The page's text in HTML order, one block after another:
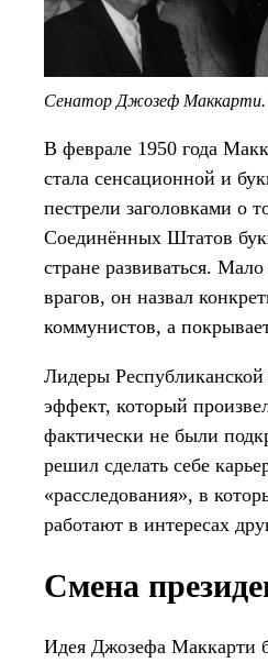
Сенатор Джозеф Маккарти.
В феврале 1950 года
стала сенсационной и
пестрели заголовками о
Соединённых Штатов
стране развиваться.
врагов, он назвал
коммунистов, а
Лидеры
эффект, который
фактически не были
решил сделать себе
«расследования», в
работают в интересах
Смена
Идея Джозефа Маккарти